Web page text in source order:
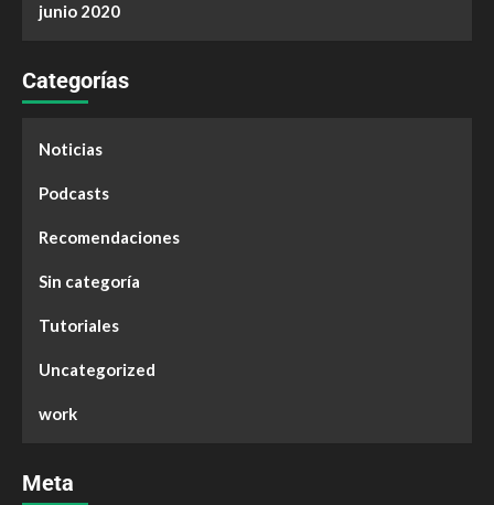
junio 2020
Categorías
Noticias
Podcasts
Recomendaciones
Sin categoría
Tutoriales
Uncategorized
work
Meta